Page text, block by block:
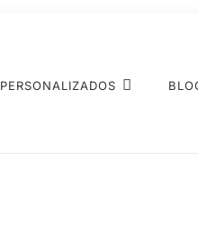
PERSONALIZADOS